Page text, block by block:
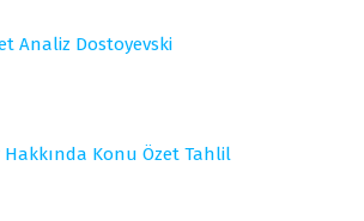
Analiz Dostoyevski
Konu Özet Tahlil